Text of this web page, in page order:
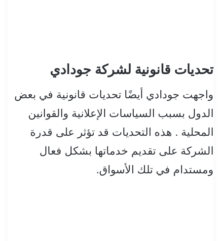
تحديات قانونية لشركة جودادي
واجهت جودادي أيضًا تحديات قانونية في بعض
الدول بسبب السياسات الإعلانية والقوانين
المحلية . هذه التحديات قد تؤثر على قدرة
الشركة على تقديم خدماتها بشكل فعال
ومستدام في تلك الأسواق.